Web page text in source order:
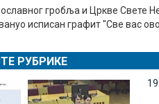
гробља и Цркве Свете
исписан графит "Све вас
РУБРИКЕ